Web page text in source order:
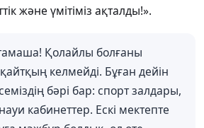
және үмітіміз ақталды!».
Қолайлы болғаны
келмейді. Бұған дейін
бәрі бар: спорт залдары,
кабинеттер. Ескі мектепте